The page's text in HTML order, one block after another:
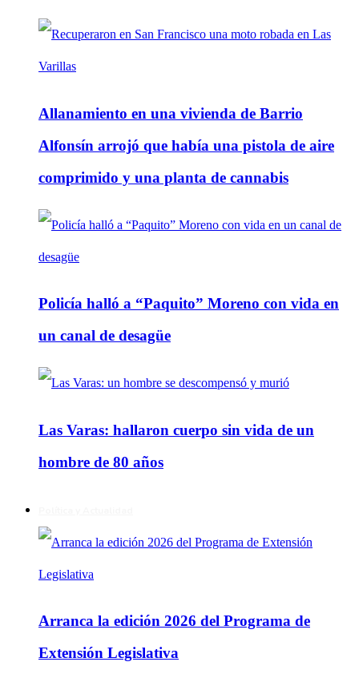
Allanamiento en una vivienda de Barrio
Alfonsín arrojó que había una pistola de aire
comprimido y una planta de cannabis
Policía halló a “Paquito” Moreno con vida en
un canal de desagüe
Las Varas: hallaron cuerpo sin vida de un
hombre de 80 años
Arranca la edición 2026 del Programa de
Extensión Legislativa